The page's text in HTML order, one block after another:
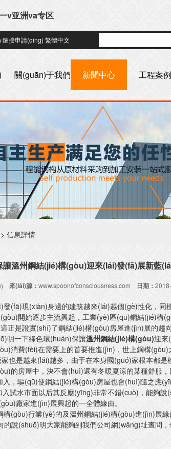
v亚洲va专区
鏈接申請(qǐng) 繁體中文
工程案例
新聞中心
關(guān)于我們
信息詳情
溫州鋼結(jié)構(gòu)迎來(lái)發(fā)展新藍
來(lái)源： www.spoonofconsciousness.com 日期：
(fā)現(xiàn)身邊的建筑越來(lái)越個(gè)性化，
開始逐步主流興起，工業(yè)區(qū)鋼結(jié)構
正是證實(shí)了鋼結(jié)構(gòu)房屋進(jìn)展的趨
明一下綠色環(huán)保讓溫州鋼結(jié)構(gòu)迎來
消費(fèi)在需要上的首要推進(jìn)，世上鋼構
也是越來(lái)越多，由于在本身國(guó)家根本都是
的房屋中，決不會(huì)還有冬暖夏涼的某種舒服
，驅(qū)使鋼結(jié)構(gòu)房屋也會(huì)隨之應
試水市面以后其反應(yīng)非常不錯(cuò)，能夠說
廠家進(jìn)展興起的一全體緣由。
(gòu)行業(yè)的及溫州鋼結(jié)構(gòu)進(jìn)展緣
說(shuō)明大家能夠到我們公司網(wǎng)址查問